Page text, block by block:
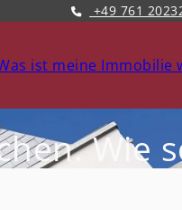
+49 761
ist meine Immobilie
Wie